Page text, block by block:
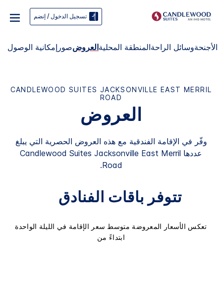
تسجيل الدخول / إنضم
الأجنحةوسائل الراحةالمنطقة المحليةالعروضصور إمكانية الوصول
CANDLEWOOD SUITES JACKSONVILLE EAST MERRIL
ROAD
العروض
وفّر في الإقامة الفندقية مع هذه العروض الحصرية التي يبلغ
عددها
Candlewood Suites Jacksonville East Merril
Road
.
تتوفر باقات الفنادق
تعكس الأسعار المعروضة متوسط سعر الإقامة في الليلة الواحدة
ابتداءً من